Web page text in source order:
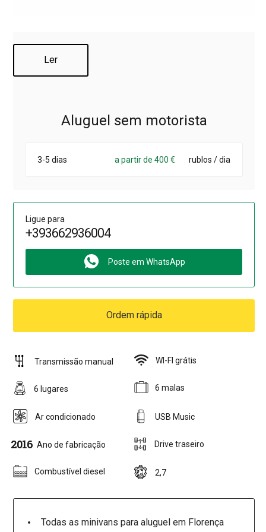
Ler
Aluguel sem motorista
3-5 dias a partir de 400 € rublos / dia
Ligue para
+393662936004
Poste em WhatsApp
Ordem rápida
Transmissão manual WI-FI grátis
6 lugares 6 malas
Ar condicionado USB Music
2016 Ano de fabricação Drive traseiro
Combustível diesel 2,7
Todas as minivans para aluguel em Florença